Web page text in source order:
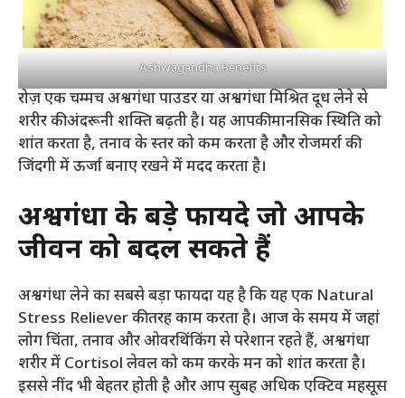
Ashwagandha Benefits
रोज़ एक चम्मच अश्वगंधा पाउडर या अश्वगंधा मिश्रित दूध लेने से
शरीर की अंदरूनी शक्ति बढ़ती है। यह आपकी मानसिक स्थिति को
शांत करता है, तनाव के स्तर को कम करता है और रोजमर्रा की
जिंदगी में ऊर्जा बनाए रखने में मदद करता है।
अश्वगंधा के बड़े फायदे जो आपके
जीवन को बदल सकते हैं
अश्वगंधा लेने का सबसे बड़ा फायदा यह है कि यह एक Natural
Stress Reliever की तरह काम करता है। आज के समय में जहां
लोग चिंता, तनाव और ओवरथिंकिंग से परेशान रहते हैं, अश्वगंधा
शरीर में Cortisol लेवल को कम करके मन को शांत करता है।
इससे नींद भी बेहतर होती है और आप सुबह अधिक एक्टिव महसूस